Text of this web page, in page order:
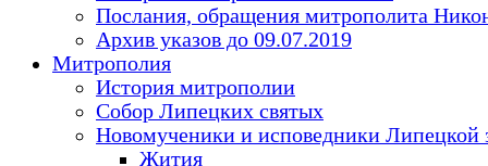
Послания, обращения митрополита
Архив указов до 09.07.2019
Митрополия
История митрополии
Собор Липецких святых
Новомученики и исповедники Липецкой
Жития